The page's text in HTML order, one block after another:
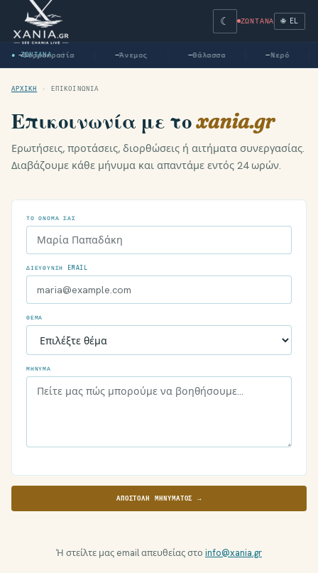
☾ ΖΩΝΤΑΝΆ 🌐 EL
● ΖΩΝΤΑΝΆ
—Θερμοκρασία —Άνεμος —Θάλασσα —Νερό
ΑΡΧΙΚΉ › ΕΠΙΚΟΙΝΩΝΊΑ
Επικοινωνία με τοxania.gr
Ερωτήσεις, προτάσεις, διορθώσεις ή αιτήματα συνεργασίας.
Διαβάζουμε κάθε μήνυμα και απαντάμε εντός 24 ωρών.
ΤΟ ΌΝΟΜΆ ΣΑΣ
ΔΙΕΎΘΥΝΣΗ EMAIL
ΘΈΜΑ
ΜΉΝΥΜΑ
ΑΠΟΣΤΟΛΉ ΜΗΝΎΜΑΤΟΣ →
Ή στείλτε μας email απευθείας στο info@xania.gr